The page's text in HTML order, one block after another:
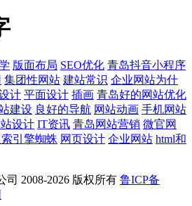
版面布局 SEO优化 青岛抖音小程序
集团性网站 建站常识 企业网站为什
计 平面设计 插画 青岛好的网站优化
建设 良好的导航 网站动画 手机网站
设计 IT资讯 青岛网站营销 微官网
引擎蜘蛛 网页设计 企业网站 html和
司 2008-2026 版权所有 鲁ICP备